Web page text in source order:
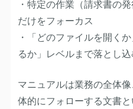
・特定の作業（請求書の
だけをフォーカス
・「どのファイルを開く
るか」レベルまで落とし
マニュアルは業務の全体
体的にフォローする文書